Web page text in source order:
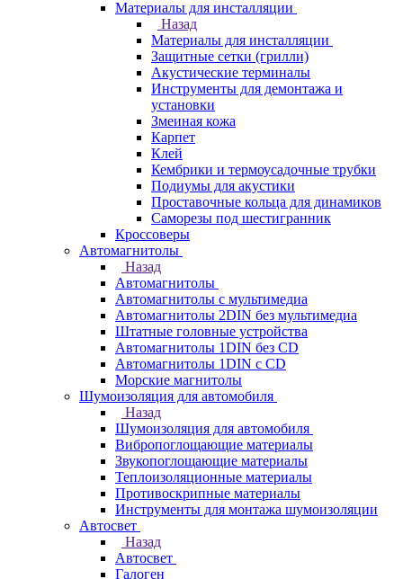
Материалы для инсталляции
Назад
Материалы для инсталляции
Защитные сетки (грилли)
Акустические терминалы
Инструменты для демонтажа и
установки
Змеиная кожа
Карпет
Клей
Кембрики и термоусадочные трубки
Подиумы для акустики
Проставочные кольца для динамиков
Саморезы под шестигранник
Кроссоверы
Автомагнитолы
Назад
Автомагнитолы
Автомагнитолы с мультимедиа
Автомагнитолы 2DIN без мультимедиа
Штатные головные устройства
Автомагнитолы 1DIN без CD
Автомагнитолы 1DIN с CD
Морские магнитолы
Шумоизоляция для автомобиля
Назад
Шумоизоляция для автомобиля
Вибропоглощающие материалы
Звукопоглощающие материалы
Теплоизоляционные материалы
Противоскрипные материалы
Инструменты для монтажа шумоизоляции
Автосвет
Назад
Автосвет
Галоген